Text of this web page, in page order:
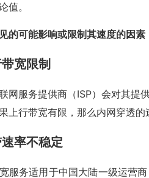
值。
的可能影响或限制其速度的因素
宽限制
网服务提供商（ISP）会对其提
上行带宽有限，那么内网穿透的
率不稳定
服务适用于中国大陆一级运营